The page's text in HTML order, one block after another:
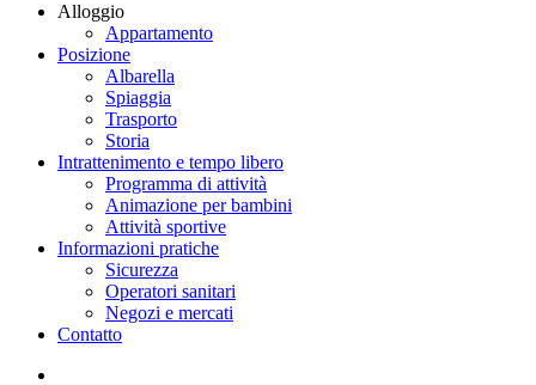
Alloggio
Appartamento
Posizione
Albarella
Spiaggia
Trasporto
Storia
Intrattenimento e tempo libero
Programma di attività
Animazione per bambini
Attività sportive
Informazioni pratiche
Sicurezza
Operatori sanitari
Negozi e mercati
Contatto